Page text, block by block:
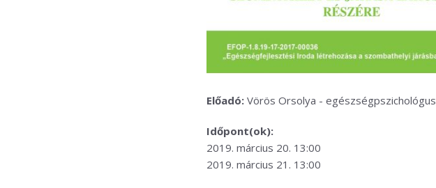
Előadó: Vörös Orsolya - egészségpszichológus
Időpont(ok):
2019. március 20. 13:00
2019. március 21. 13:00